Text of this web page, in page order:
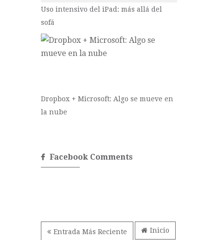
Uso intensivo del iPad: más allá del
sofá
Dropbox + Microsoft: Algo se mueve en
la nube
Facebook Comments
Entrada Más Reciente Inicio